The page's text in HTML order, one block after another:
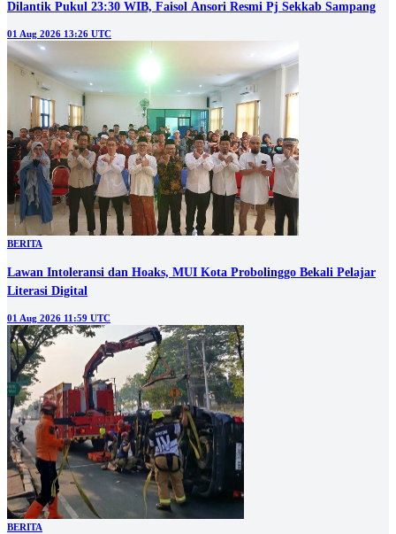
Dilantik Pukul 23:30 WIB, Faisol Ansori Resmi Pj Sekkab Sampang
01 Aug 2026 13:26 UTC
BERITA
‎Lawan Intoleransi dan Hoaks, MUI Kota Probolinggo Bekali Pelajar
Literasi Digital
01 Aug 2026 11:59 UTC
BERITA